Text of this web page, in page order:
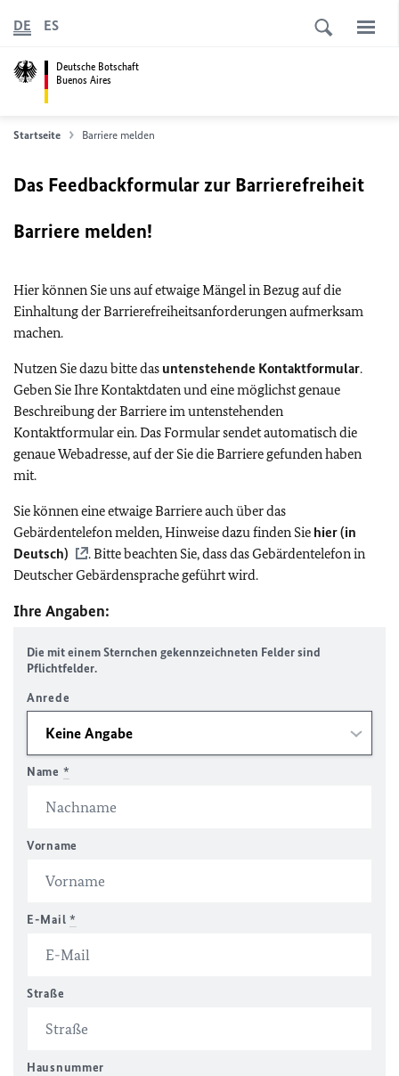
Deutsche Botschaft
Buenos Aires
DE ES
Startseite Barriere melden
Das Feedbackformular zur Barrierefreiheit
Barriere melden!
Hier können Sie uns auf etwaige Mängel in Bezug auf die
Einhaltung der Barrierefreiheitsanforderungen aufmerksam
machen.
Nutzen Sie dazu bitte das untenstehende Kontaktformular.
Geben Sie Ihre Kontaktdaten und eine möglichst genaue
Beschreibung der Barriere im untenstehenden
Kontaktformular ein. Das Formular sendet automatisch die
genaue Webadresse, auf der Sie die Barriere gefunden haben
mit.
Sie können eine etwaige Barriere auch über das
Gebärdentelefon melden, Hinweise dazu finden Sie hier (in
Deutsch)
. Bitte beachten Sie, dass das Gebärdentelefon in
Deutscher Gebärdensprache geführt wird.
Ihre Angaben:
Die mit einem Sternchen gekennzeichneten Felder sind
Pflichtfelder.
Anrede
Name *
Vorname
E-Mail *
Straße
Hausnummer